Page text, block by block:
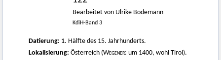
Bearbeitet von Ulrike Bodemann
KdiH-Band 3
Datierung: 1. Hälfte des 15. Jahrhunderts.
Lokalisierung: Österreich (Wegener: um 1400, wohl Tirol).